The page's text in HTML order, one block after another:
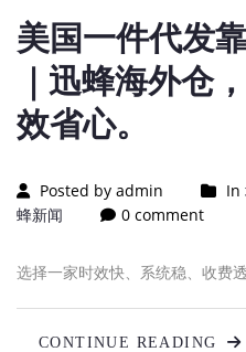
美国一件代发
｜迅蜂海外仓
效省心。
Posted by admin In
蜂新闻
0 comment
选择一家时效快、系统稳、收费
CONTINUE READING